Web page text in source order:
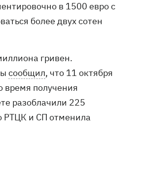
в 1500 евро с
более двух сотен
гривен.
сообщил, что 11 октября
время получения
разоблачили 225
РТЦК и СП отменила